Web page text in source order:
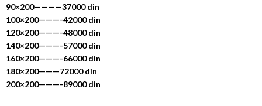
90×200————37000 din
100×200———-42000 din
120×200———-48000 din
140×200———-57000 din
160×200———-66000 din
180×200———72000 din
200×200———-89000 din